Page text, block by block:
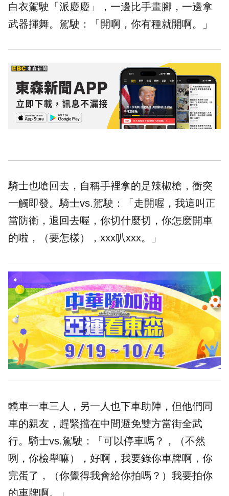
白衣駕駛「派慶慶」，一邊比手畫腳，一邊拿
武器揮舞。駕駛：「開啊，你有種就開啊。」
騎士也嗆回去，自稱手裡拿的是辣椒槍，衝突
一觸即發。騎士vs.駕駛：「走開喔，我這叫正
當防衛，退回去喔，你切什麼切，你怎麽開車
的啦，（要怎樣），xxx叭xxx。」
轎車一車三人，另一人也下車助陣，但他們同
車的親友，趕緊擋在中間避免雙方當街全武
行。騎士vs.駕駛：「可以停車嗎？，（不然
咧，你檢舉嘛），好啊，我要錄你車牌啊，你
完蛋了，（你覺得我會給你拍嗎？）我要拍你
的車牌啊。」